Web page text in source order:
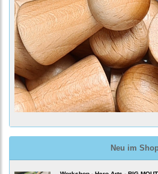
Neu im